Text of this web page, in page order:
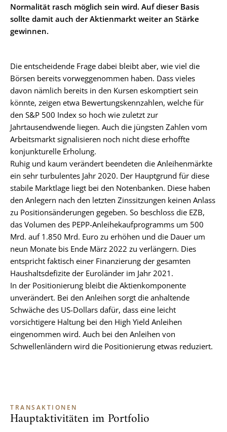
Normalität rasch möglich sein wird. Auf dieser Basis
sollte damit auch der Aktienmarkt weiter an Stärke
gewinnen.
Die entscheidende Frage dabei bleibt aber, wie viel die
Börsen bereits vorweggenommen haben. Dass vieles
davon nämlich bereits in den Kursen eskomptiert sein
könnte, zeigen etwa Bewertungskennzahlen, welche für
den S&P 500 Index so hoch wie zuletzt zur
Jahrtausendwende liegen. Auch die jüngsten Zahlen vom
Arbeitsmarkt signalisieren noch nicht diese erhoffte
konjunkturelle Erholung.
Ruhig und kaum verändert beendeten die Anleihenmärkte
ein sehr turbulentes Jahr 2020. Der Hauptgrund für diese
stabile Marktlage liegt bei den Notenbanken. Diese haben
den Anlegern nach den letzten Zinssitzungen keinen Anlass
zu Positionsänderungen gegeben. So beschloss die EZB,
das Volumen des PEPP-Anleihekaufprogramms um 500
Mrd. auf 1.850 Mrd. Euro zu erhöhen und die Dauer um
neun Monate bis Ende März 2022 zu verlängern. Dies
entspricht faktisch einer Finanzierung der gesamten
Haushaltsdefizite der Euroländer im Jahr 2021.
In der Positionierung bleibt die Aktienkomponente
unverändert. Bei den Anleihen sorgt die anhaltende
Schwäche des US-Dollars dafür, dass eine leicht
vorsichtigere Haltung bei den High Yield Anleihen
eingenommen wird. Auch bei den Anleihen von
Schwellenländern wird die Positionierung etwas reduziert.
TRANSAKTIONEN
Hauptaktivitäten im Portfolio